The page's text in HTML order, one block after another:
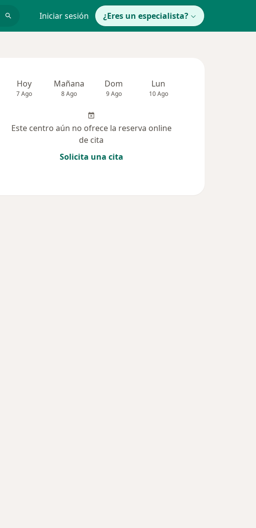
Iniciar sesión ¿Eres un especialista?
Hoy
7 Ago
Mañana
8 Ago
Dom
9 Ago
Lun
10 Ago
Este centro aún no ofrece la reserva online
de cita
Solicita una cita